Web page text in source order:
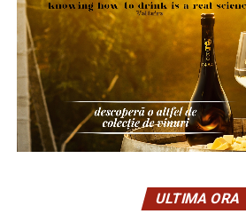
ULTIMA ORA